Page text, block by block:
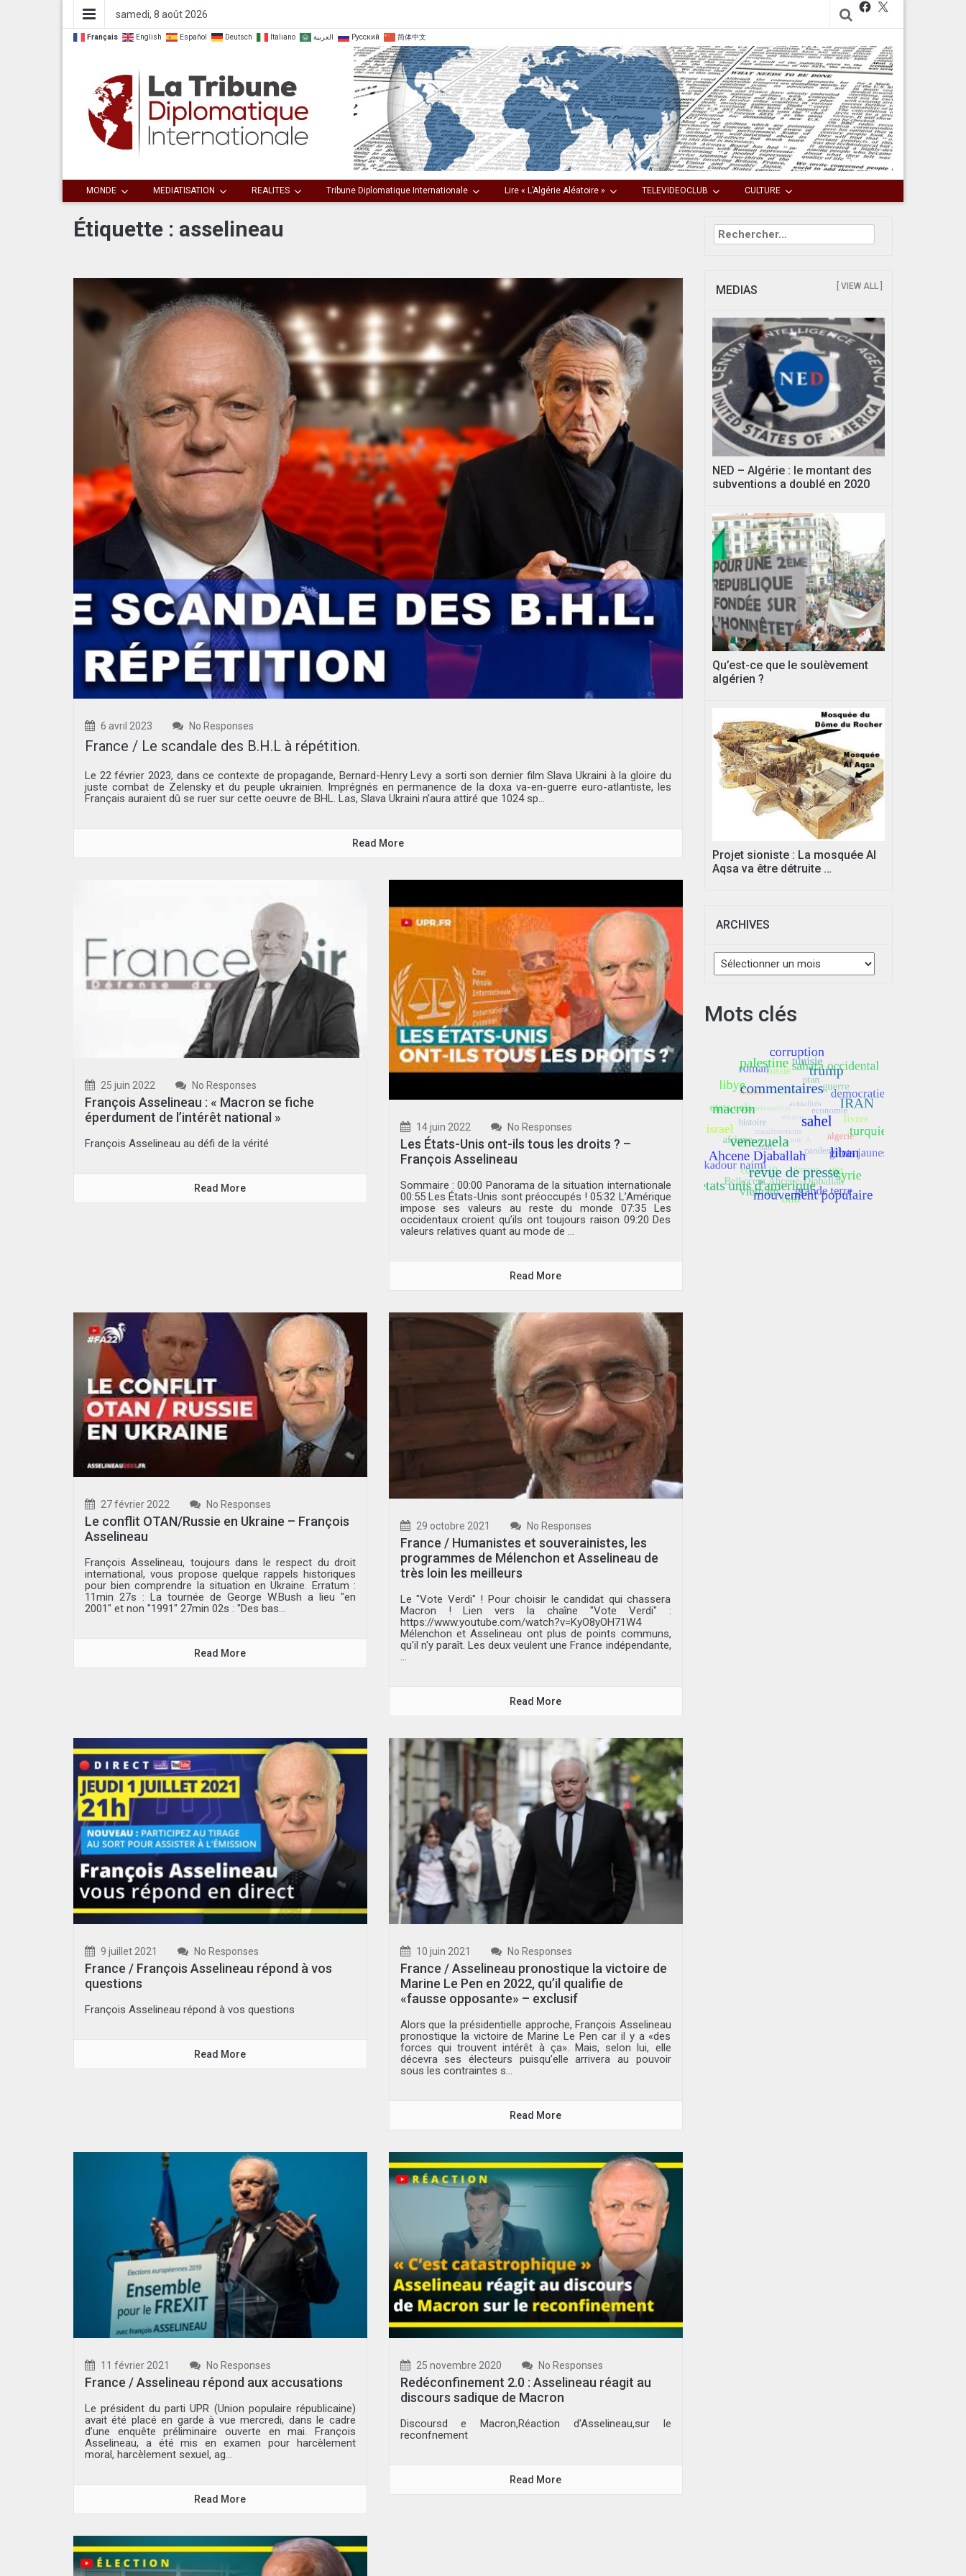
samedi, 8 août 2026
Français English Español Deutsch Italiano العربية Русский 简体中文
Facebook
La Tribune
Diplomatique
MONDE MEDIATISATION REALITES Tribune Diplomatique Internationale Lire « L’Algérie Aléatoire » TELEVIDEOCLUB CULTURE
Étiquette : asselineau
6 avril 2023 No Responses
France / Le scandale des B.H.L à répétition.
Le 22 février 2023, dans ce contexte de propagande, Bernard-Henry Levy a sorti son dernier film Slava Ukraini à la gloire du
juste combat de Zelensky et du peuple ukrainien. Imprégnés en permanence de la doxa va-en-guerre euro-atlantiste, les
Français auraient dû se ruer sur cette oeuvre de BHL. Las, Slava Ukraini n’aura attiré que 1024 sp...
Read More
25 juin 2022 No Responses
François Asselineau : « Macron se fiche
éperdument de l’intérêt national »
François Asselineau au défi de la vérité
Read More
14 juin 2022 No Responses
Les États-Unis ont-ils tous les droits ? –
François Asselineau
Sommaire : 00:00 Panorama de la situation internationale
00:55 Les États-Unis sont préoccupés ! 05:32 L’Amérique
impose ses valeurs au reste du monde 07:35 Les
occidentaux croient qu’ils ont toujours raison 09:20 Des
valeurs relatives quant au mode de ...
Read More
27 février 2022 No Responses
Le conflit OTAN/Russie en Ukraine – François
Asselineau
François Asselineau, toujours dans le respect du droit
international, vous propose quelque rappels historiques
pour bien comprendre la situation en Ukraine. Erratum :
11min 27s : La tournée de George W.Bush a lieu "en
2001" et non "1991" 27min 02s : "Des bas...
Read More
29 octobre 2021 No Responses
France / Humanistes et souverainistes, les
programmes de Mélenchon et Asselineau de
très loin les meilleurs
Le "Vote Verdi" ! Pour choisir le candidat qui chassera
Macron ! Lien vers la chaîne "Vote Verdi" :
https://www.youtube.com/watch?v=KyO8yOH71W4
Mélenchon et Asselineau ont plus de points communs,
qu'il n'y paraît. Les deux veulent une France indépendante,
...
Read More
9 juillet 2021 No Responses
France / François Asselineau répond à vos
questions
François Asselineau répond à vos questions
Read More
10 juin 2021 No Responses
France / Asselineau pronostique la victoire de
Marine Le Pen en 2022, qu’il qualifie de
«fausse opposante» – exclusif
Alors que la présidentielle approche, François Asselineau
pronostique la victoire de Marine Le Pen car il y a «des
forces qui trouvent intérêt à ça». Mais, selon lui, elle
décevra ses électeurs puisqu’elle arrivera au pouvoir
sous les contraintes s...
Read More
11 février 2021 No Responses
France / Asselineau répond aux accusations
Le président du parti UPR (Union populaire républicaine)
avait été placé en garde à vue mercredi, dans le cadre
d’une enquête préliminaire ouverte en mai. François
Asselineau, a été mis en examen pour harcèlement
moral, harcèlement sexuel, ag...
Read More
25 novembre 2020 No Responses
Redéconfinement 2.0 : Asselineau réagit au
discours sadique de Macron
Discoursd e Macron,Réaction d'Asselineau,sur le
reconfnement
Read More
Rechercher :
MEDIAS [ VIEW ALL ]
NED – Algérie : le montant des
subventions a doublé en 2020
Qu’est-ce que le soulèvement
algérien ?
Projet sioniste : La mosquée Al
Aqsa va être détruite …
ARCHIVES
Archives
Mots clés